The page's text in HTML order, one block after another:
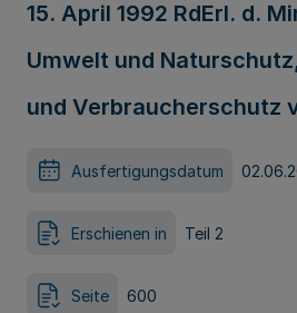
15. April 1992 RdErl. d.
Umwelt und
und Verbraucherschutz
Ausfertigungsdatum
Erschienen in Teil 2
Seite 600